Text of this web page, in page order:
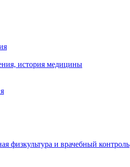
история медицины
физкультура и врачебный контроль